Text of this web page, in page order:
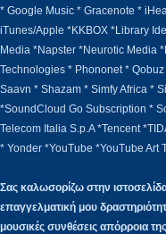
* Google Music * Gracenote *
iTunes/Apple *KKBOX *Library
Media *Napster *Neurotic Media
Technologies * Phononet *
Saavn * Shazam * Simfy Africa *
*SoundCloud Go Subscription *
Telecom Italia S.p.A *Tencent
* Yonder *YouTube *YouTube Art
Σας καλωσορίζω στην
επαγγελματική μου
μουσικές συνθέσεις απόρροια